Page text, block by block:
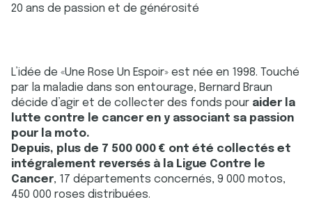
20 ans de passion et de générosité
L’idée de «Une Rose Un Espoir» est née en 1998. Touché
par la maladie dans son entourage, Bernard Braun
décide d’agir et de collecter des fonds pour aider la
lutte contre le cancer en y associant sa passion
pour la moto.
Depuis, plus de 7 500 000 € ont été collectés et
intégralement reversés à la Ligue Contre le
Cancer, 17 départements concernés, 9 000 motos,
450 000 roses distribuées.